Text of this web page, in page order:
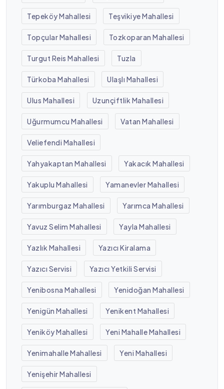
Tepeköy Mahallesi Teşvikiye Mahallesi
Topçular Mahallesi Tozkoparan Mahallesi
Turgut Reis Mahallesi Tuzla
Türkoba Mahallesi Ulaşlı Mahallesi
Ulus Mahallesi Uzunçiftlik Mahallesi
Uğurmumcu Mahallesi Vatan Mahallesi
Veliefendi Mahallesi
Yahyakaptan Mahallesi Yakacık Mahallesi
Yakuplu Mahallesi Yamanevler Mahallesi
Yarımburgaz Mahallesi Yarımca Mahallesi
Yavuz Selim Mahallesi Yayla Mahallesi
Yazlık Mahallesi Yazıcı Kiralama
Yazıcı Servisi Yazıcı Yetkili Servisi
Yenibosna Mahallesi Yenidoğan Mahallesi
Yenigün Mahallesi Yenikent Mahallesi
Yeniköy Mahallesi Yeni Mahalle Mahallesi
Yenimahalle Mahallesi Yeni Mahallesi
Yenişehir Mahallesi